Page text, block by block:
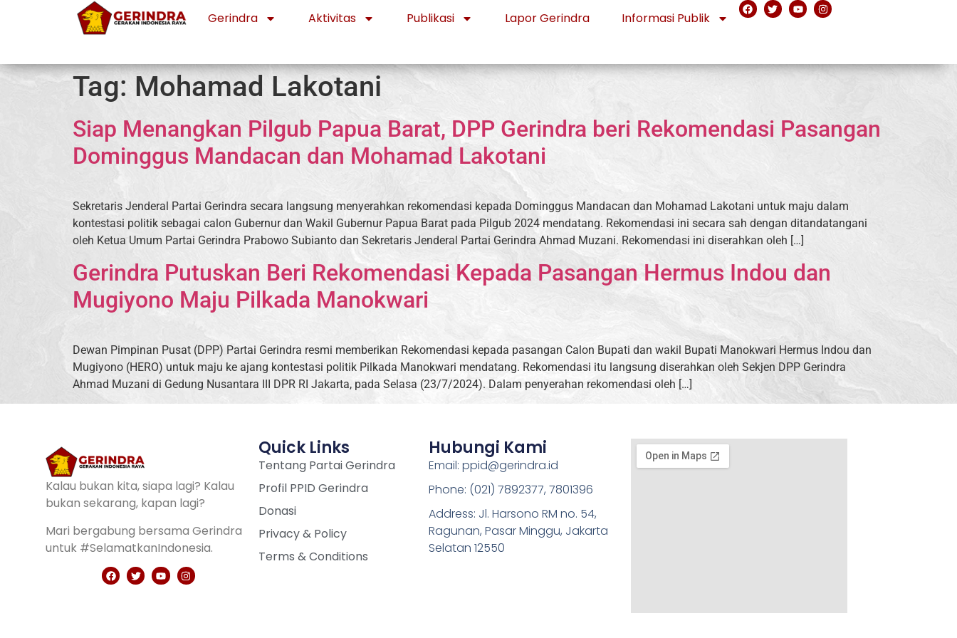
Gerindra Aktivitas Publikasi Lapor Gerindra Informasi Publik
Tag: Mohamad Lakotani
Siap Menangkan Pilgub Papua Barat, DPP Gerindra beri Rekomendasi Pasangan
Dominggus Mandacan dan Mohamad Lakotani
Sekretaris Jenderal Partai Gerindra secara langsung menyerahkan rekomendasi kepada Dominggus Mandacan dan Mohamad Lakotani untuk maju dalam
kontestasi politik sebagai calon Gubernur dan Wakil Gubernur Papua Barat pada Pilgub 2024 mendatang. Rekomendasi ini secara sah dengan ditandatangani
oleh Ketua Umum Partai Gerindra Prabowo Subianto dan Sekretaris Jenderal Partai Gerindra Ahmad Muzani. Rekomendasi ini diserahkan oleh […]
Gerindra Putuskan Beri Rekomendasi Kepada Pasangan Hermus Indou dan
Mugiyono Maju Pilkada Manokwari
Dewan Pimpinan Pusat (DPP) Partai Gerindra resmi memberikan Rekomendasi kepada pasangan Calon Bupati dan wakil Bupati Manokwari Hermus Indou dan
Mugiyono (HERO) untuk maju ke ajang kontestasi politik Pilkada Manokwari mendatang. Rekomendasi itu langsung diserahkan oleh Sekjen DPP Gerindra
Ahmad Muzani di Gedung Nusantara III DPR RI Jakarta, pada Selasa (23/7/2024). Dalam penyerahan rekomendasi oleh […]
Kalau bukan kita, siapa lagi? Kalau
bukan sekarang, kapan lagi?
Mari bergabung bersama Gerindra
untuk #SelamatkanIndonesia.
Quick Links
Tentang Partai Gerindra
Profil PPID Gerindra
Donasi
Privacy & Policy
Terms & Conditions
Hubungi Kami
Email: ppid@gerindra.id
Phone: (021) 7892377, 7801396
Address: Jl. Harsono RM no. 54,
Ragunan, Pasar Minggu, Jakarta
Selatan 12550